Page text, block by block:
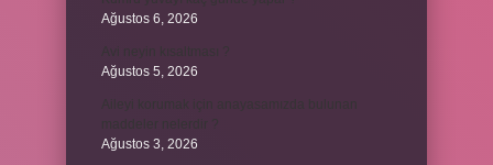
Ağustos 6, 2026
Ağustos 5, 2026
Ağustos 3, 2026